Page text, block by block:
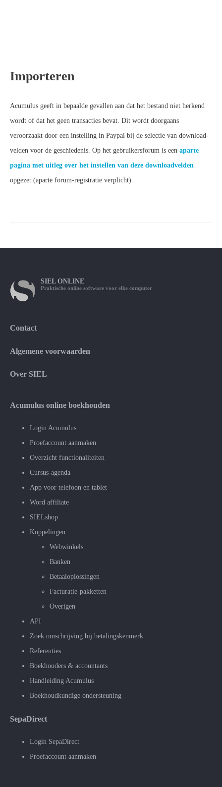
Importeren
Acumulus geeft in bepaalde gevallen aan dat het bestand niet herkend
wordt of dat het geen transacties bevat. Dit wordt doorgaans
veroorzaakt door een instelling in Paypal bij de selectie van download-
velden voor de geschiedenis. Op het gebruikersforum is een aparte
pagina met uitleg over het instellen van deze downloadvelden
opgezet (aparte forum-registratie verplicht).
SIEL ONLINE
Praktische online software voor elke computer
Contact
Algemene voorwaarden
Over SIEL
Acumulus online boekhouden
Login Acumulus
Proefaccount aanmaken
Overzicht functionaliteiten
Cursus-agenda
App voor telefoon en tablet
Word affiliate
SIELshop
Koppelingen
Webwinkels
Banken
Betaaloplossingen
Facturatie-pakketten
Overigen
API
Zoek omschrijving bij betalingskenmerk
Referenties
Boekhouders & accountants
Handleiding Acumulus
Boekhoudkundige ondersteuning
SepaDirect
Login SepaDirect
Proefaccount aanmaken